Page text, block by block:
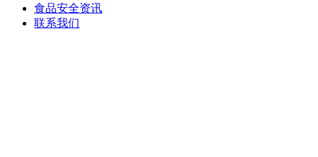
食品安全资讯
联系我们